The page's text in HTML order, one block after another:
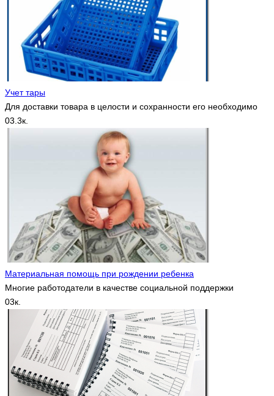
Учет тары
Для доставки товара в целости и сохранности его необходимо
03.3к.
Материальная помощь при рождении ребенка
Многие работодатели в качестве социальной поддержки
03к.